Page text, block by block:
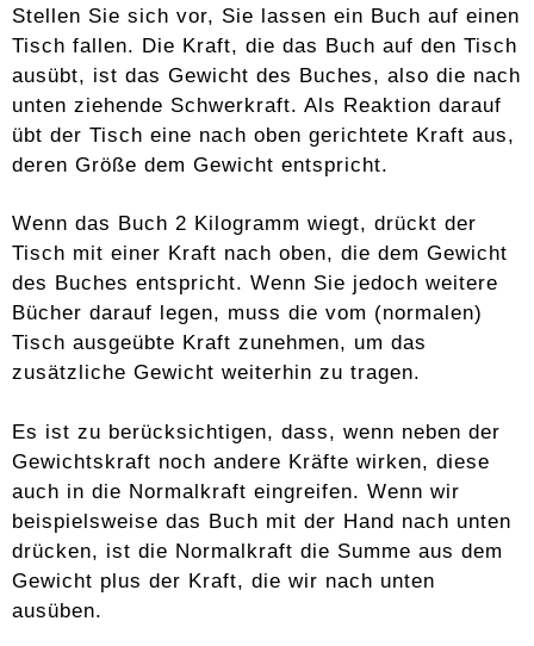
Stellen Sie sich vor, Sie lassen ein Buch auf einen
Tisch fallen. Die Kraft, die das Buch auf den Tisch
ausübt, ist das Gewicht des Buches, also die nach
unten ziehende Schwerkraft. Als Reaktion darauf
übt der Tisch eine nach oben gerichtete Kraft aus,
deren Größe dem Gewicht entspricht.
Wenn das Buch 2 Kilogramm wiegt, drückt der
Tisch mit einer Kraft nach oben, die dem Gewicht
des Buches entspricht. Wenn Sie jedoch weitere
Bücher darauf legen, muss die vom (normalen)
Tisch ausgeübte Kraft zunehmen, um das
zusätzliche Gewicht weiterhin zu tragen.
Es ist zu berücksichtigen, dass, wenn neben der
Gewichtskraft noch andere Kräfte wirken, diese
auch in die Normalkraft eingreifen. Wenn wir
beispielsweise das Buch mit der Hand nach unten
drücken, ist die Normalkraft die Summe aus dem
Gewicht plus der Kraft, die wir nach unten
ausüben.